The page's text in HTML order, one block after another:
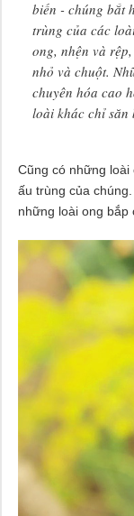
biến - chúng bắt
trùng của các
ong, nhện và
nhỏ và chuột.
chuyên hóa cao
loài khác chỉ săn
Cũng có những loài
ấu trùng của
những loài ong bắp